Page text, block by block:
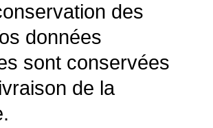
des
données
sont conservées
de la